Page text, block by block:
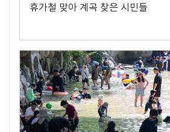
휴가철 맞아 계곡 찾은 시민들